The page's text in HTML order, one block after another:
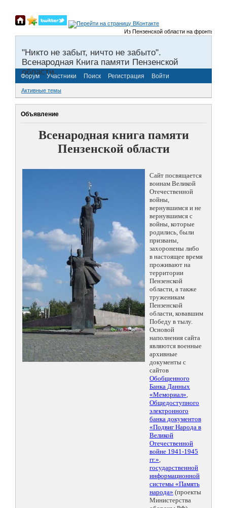
Из Пензенской области на фронты
"Никто не забыт, ничто не забыто".
Всенародная Книга памяти Пензенской
области.
Форум Участники Поиск Регистрация Войти
Активные темы
Объявление
Всенародная книга памяти
Пензенской области
Сайт посвящается
воинам Великой
Отечественной
войны,
вернувшимся и не
вернувшимся с
войны, которые
родились, были
призваны,
захоронены либо
в настоящее время
проживают на
территории
Пензенской
области, а также
труженикам
Пензенской
области, ковавшим
Победу в тылу.
Основой
наполнения сайта
являются военные
архивные
документы с
сайтов
Обобщенного
Банка Данных
«Мемориал»,
Общедоступного
электронного
банка документов
«Подвиг Народа в
Великой
Отечественной
войне 1941-1945
гг.»,
государственной
информационной
системы «Память
народа» (проекты
Министерства